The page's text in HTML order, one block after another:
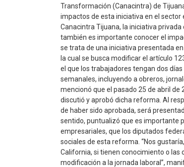
Transformación (Canacintra) de
impactos de esta iniciativa en el sector
Canacintra Tijuana, la iniciativa
también es importante conocer el
se trata de una iniciativa presentada
la cual se busca modificar el artículo
el que los trabajadores tengan dos
semanales, incluyendo a obreros,
mencionó que el pasado 25 de abril de
discutió y aprobó dicha reforma. Al
de haber sido aprobada, será
sentido, puntualizó que es importante
empresariales, que los diputados
sociales de esta reforma. “Nos
California, si tienen conocimiento o las
modificación a la jornada laboral”,